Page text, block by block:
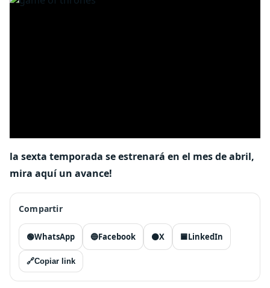
la sexta temporada se estrenará en el mes de abril,
mira aquí un avance!
Compartir
🟢WhatsApp 🔵Facebook ⚫X 🟦LinkedIn
🔗Copiar link